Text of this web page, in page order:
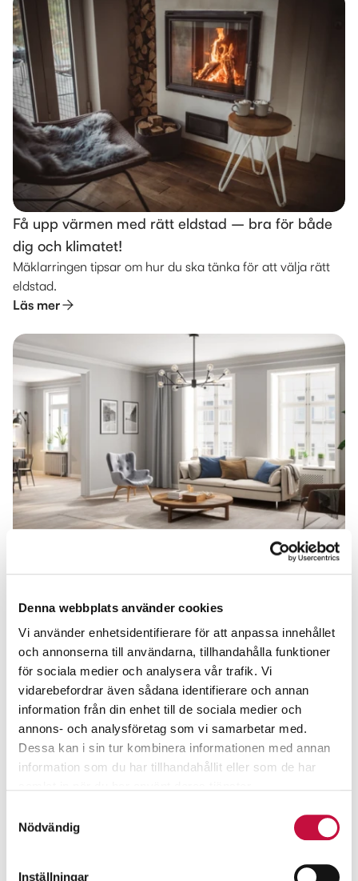
Denna webbplats använder cookies
Vi använder enhetsidentifierare för att anpassa innehållet
och annonserna till användarna, tillhandahålla funktioner
för sociala medier och analysera vår trafik. Vi
vidarebefordrar även sådana identifierare och annan
information från din enhet till de sociala medier och
annons- och analysföretag som vi samarbetar med.
Dessa kan i sin tur kombinera informationen med annan
information som du har tillhandahållit eller som de har
Nödvändig
Inställningar
Få upp värmen med rätt eldstad – bra för både
dig och klimatet!
Mäklarringen tipsar om hur du ska tänka för att välja rätt
eldstad.
Läs mer
De små knepen för att få din bostad att bli värd
Genom att fokusera på kostnadseffektiva och smarta
åtgärder ökar både värdet och intrycket på bostaden.
Läs mer